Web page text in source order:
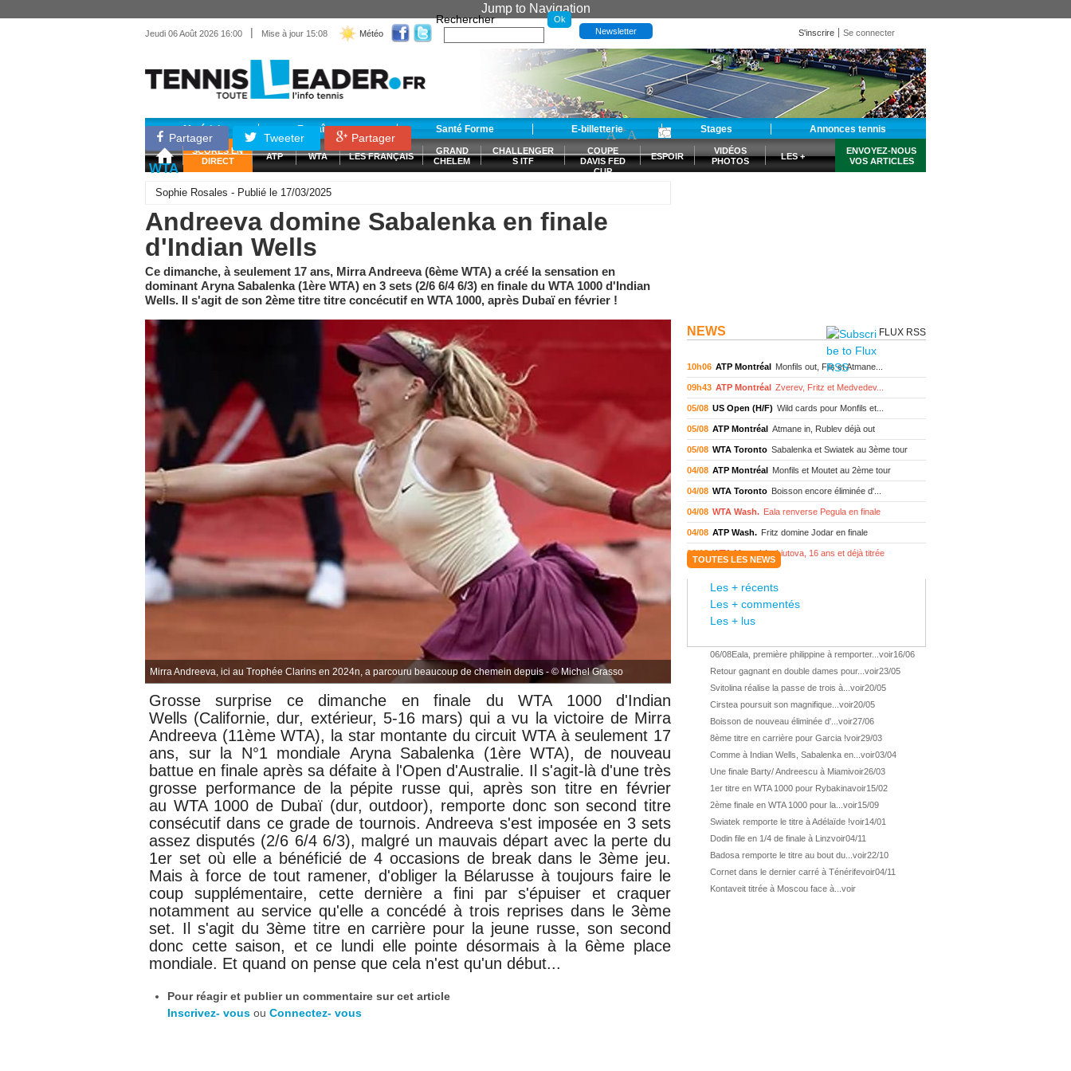
Jump to Navigation
Jeudi 06 Août 2026 16:00 | Mise à jour 15:08 Météo
Rechercher
Newsletter S'inscrire Se connecter
Matériel Entraînement Santé Forme E-billetterie Stages Annonces tennis
SCORES EN
DIRECT
ATP WTA LES FRANÇAIS
GRAND
CHELEM
CHALLENGER
S ITF
COUPE
DAVIS FED
CUP
ESPOIR
VIDÉOS
PHOTOS
LES +
ENVOYEZ-NOUS
VOS ARTICLES
Partager Tweeter Partager
-A +A
WTA
Sophie Rosales - Publié le 17/03/2025
Andreeva domine Sabalenka en finale
d'Indian Wells
Ce dimanche, à seulement 17 ans, Mirra Andreeva (6ème WTA) a créé la sensation en
dominant Aryna Sabalenka (1ère WTA) en 3 sets (2/6 6/4 6/3) en finale du WTA 1000 d'Indian
Wells. Il s'agit de son 2ème titre titre concécutif en WTA 1000, après Dubaï en février !
Mirra Andreeva, ici au Trophée Clarins en 2024n, a parcouru beaucoup de chemein depuis - © Michel Grasso
Grosse surprise ce dimanche en finale duWTA 1000 d'Indian
Wells (Californie, dur, extérieur, 5-16 mars) qui a vu la victoire de Mirra
Andreeva (11ème WTA), la star montante du circuit WTA à seulement 17
ans, sur la N°1 mondiale Aryna Sabalenka (1ère WTA), de nouveau
battue en finale après sa défaite à l'Open d'Australie. Il s'agit-là d'une très
grosse performance de la pépite russe qui, après son titre en février
au WTA 1000 de Dubaï (dur, outdoor), remporte donc son second titre
consécutif dans ce grade de tournois. Andreeva s'est imposée en 3 sets
assez disputés (2/6 6/4 6/3), malgré un mauvais départ avec la perte du
1er set où elle a bénéficié de 4 occasions de break dans le 3ème jeu.
Mais à force de tout ramener, d'obliger la Bélarusse à toujours faire le
coup supplémentaire, cette dernière a fini par s'épuiser et craquer
notamment au service qu'elle a concédé à trois reprises dans le 3ème
set. Il s'agit du 3ème titre en carrière pour la jeune russe, son second
donc cette saison, et ce lundi elle pointe désormais à la 6ème place
mondiale. Et quand on pense que cela n'est qu'un début...
Pour réagir et publier un commentaire sur cet article
Inscrivez- vous ou Connectez- vous
NEWS FLUX RSS
10h06 ATP Montréal Monfils out, Fils et Atmane...
09h43 ATP Montréal Zverev, Fritz et Medvedev...
05/08 US Open (H/F) Wild cards pour Monfils et...
05/08 ATP Montréal Atmane in, Rublev déjà out
05/08 WTA Toronto Sabalenka et Swiatek au 3ème tour
04/08 ATP Montréal Monfils et Moutet au 2ème tour
04/08 WTA Toronto Boisson encore éliminée d'...
04/08 WTA Wash. Eala renverse Pegula en finale
04/08 ATP Wash. Fritz domine Jodar en finale
03/08 WTA Memphis Liutova, 16 ans et déjà titrée
ATP Los Cabos
WTA Wash.
ATP Los Cabos Géa en finale !
ATP Los Cabos 1ère 1/2 finale pour Géa
ATP Wash. Pas de 1/4 pour Humbert et Atmane
WTA Washington Déjà fini pour Fernandez
ATP Washington De Minaur domine Tsitsipas
ATP Washington Fritz et Musetti en 1/8èmes
WTA Prague Tagger, premier sacre à 18 ans
ATP Estoril Van Assche remporte son 1er...
ATP Estoril Van Assche s'offre Rublev
TOUTES LES NEWS
Les + récents
Les + commentés
Les + lus
06/08Eala, première philippine à remporter... voir16/06
Retour gagnant en double dames pour... voir23/05
Svitolina réalise la passe de trois à... voir20/05
Cirstea poursuit son magnifique... voir20/05
Boisson de nouveau éliminée d'... voir27/06
8ème titre en carrière pour Garcia !voir29/03
Comme à Indian Wells, Sabalenka en... voir03/04
Une finale Barty/ Andreescu à Miamivoir26/03
1er titre en WTA 1000 pour Rybakinavoir15/02
2ème finale en WTA 1000 pour la... voir15/09
Swiatek remporte le titre à Adélaïde !voir14/01
Dodin file en 1/4 de finale à Linzvoir04/11
Badosa remporte le titre au bout du... voir22/10
Cornet dans le dernier carré à Ténérifevoir04/11
Kontaveit titrée à Moscou face à... voir